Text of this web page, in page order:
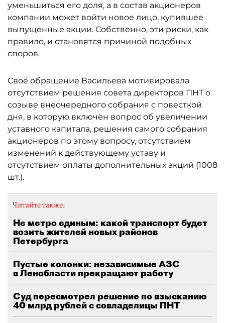
уменьшиться его доля, а в состав акционеров
компании может войти новое лицо, купившее
выпущенные акции. Собственно, эти риски, как
правило, и становятся причиной подобных
споров.
Своё обращение Васильева мотивировала
отсутствием решения совета директоров ПНТ о
созыве внеочередного собрания с повесткой
дня, в которую включён вопрос об увеличении
уставного капитала, решения самого собрания
акционеров по этому вопросу, отсутствием
изменений к действующему уставу и
отсутствием оплаты дополнительных акций (1008
шт.).
Читайте также:
Не метро единым: какой транспорт будет
возить жителей новых районов
Петербурга
Пустые колонки: независимые АЗС
в Ленобласти прекращают работу
Суд пересмотрел решение по взысканию
40 млрд рублей с совладелицы ПНТ